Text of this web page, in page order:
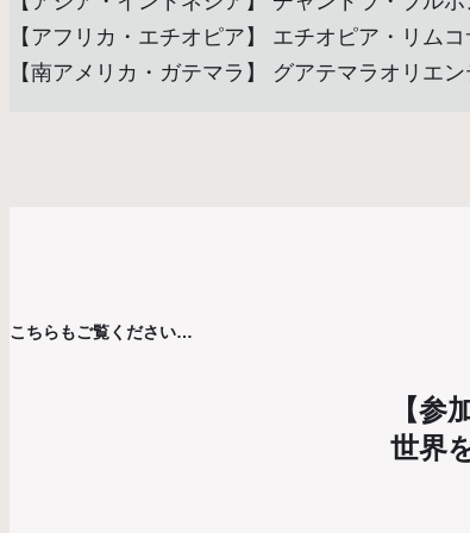
【アフリカ・エチオピア】 エチオピア・リム
【南アメリカ・ガテマラ】 グアテマラオリエ
こちらもご覧ください…
【
世界